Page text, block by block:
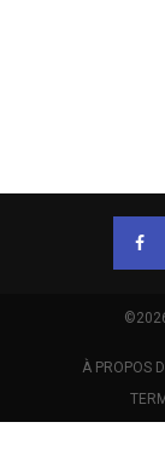
À PROPOS